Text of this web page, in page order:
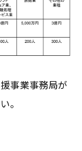
事業事務局が
。